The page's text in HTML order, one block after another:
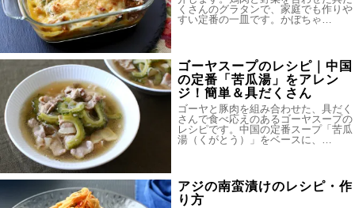
くさんのグラタンで、家庭でも作りや
すい定番の一皿です。かぼちゃ…
ゴーヤスープのレシピ｜中国
の定番「苦瓜湯」をアレン
ジ！簡単＆具だくさん
ゴーヤと豚肉を組み合わせた、具だく
さんで食べ応えのあるゴーヤスープの
レシピです。中国の定番スープ「苦瓜
湯（くがとう）」をベースに、…
アジの南蛮漬けのレシピ・作
り方